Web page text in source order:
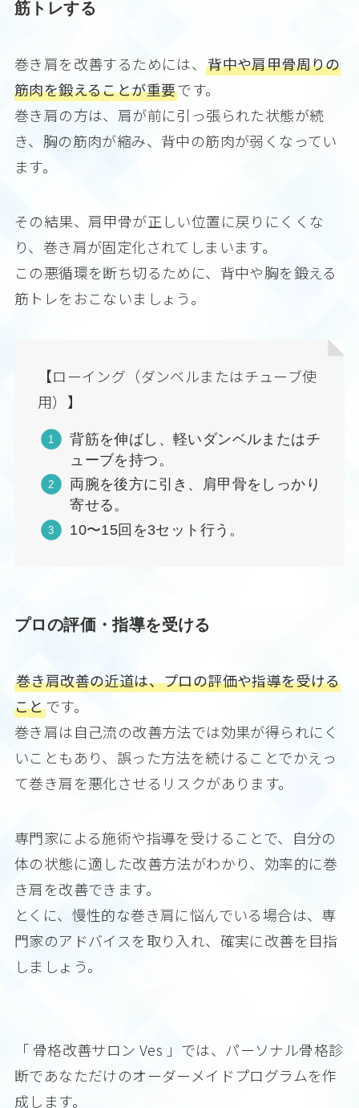
筋トレする
巻き肩を改善するためには、背中や肩甲骨周りの
筋肉を鍛えることが重要です。
巻き肩の方は、肩が前に引っ張られた状態が続
き、胸の筋肉が縮み、背中の筋肉が弱くなってい
ます。
その結果、肩甲骨が正しい位置に戻りにくくな
り、巻き肩が固定化されてしまいます。
この悪循環を断ち切るために、背中や胸を鍛える
筋トレをおこないましょう。
【ローイング（ダンベルまたはチューブ使
用）】
背筋を伸ばし、軽いダンベルまたはチ
ューブを持つ。
両腕を後方に引き、肩甲骨をしっかり
寄せる。
10〜15回を3セット行う。
プロの評価・指導を受ける
巻き肩改善の近道は、プロの評価や指導を受ける
ことです。
巻き肩は自己流の改善方法では効果が得られにく
いこともあり、誤った方法を続けることでかえっ
て巻き肩を悪化させるリスクがあります。
専門家による施術や指導を受けることで、自分の
体の状態に適した改善方法がわかり、効率的に巻
き肩を改善できます。
とくに、慢性的な巻き肩に悩んでいる場合は、専
門家のアドバイスを取り入れ、確実に改善を目指
しましょう。
「 骨格改善サロン Ves 」では、パーソナル骨格診
断であなただけのオーダーメイドプログラムを作
成します。